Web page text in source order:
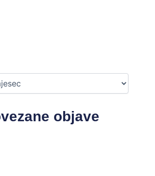
objave